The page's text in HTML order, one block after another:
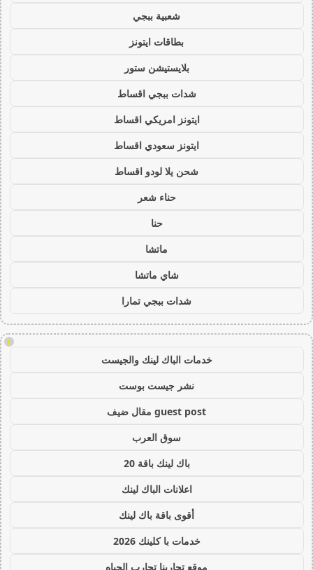
شعبية ببجي
بطاقات ايتونز
بلايستيشن ستور
شدات ببجي اقساط
ايتونز امريكي اقساط
ايتونز سعودي اقساط
شحن يلا لودو اقساط
حناء شعر
حنا
ماتشا
شاي ماتشا
شدات ببجي تمارا
!
خدمات الباك لينك والجيست
نشر جيست بوست
guest post مقال ضيف
سوق العرب
باك لينك باقة 20
اعلانات الباك لينك
أقوى باقة باك لينك
خدمات با كلينك 2026
موقع تجاربنا تجارب الحياه